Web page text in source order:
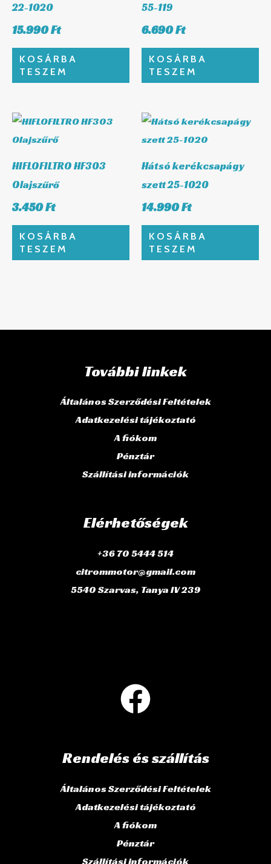
22-1020
15.990Ft
KOSÁRBA
TESZEM
55-119
6.690Ft
KOSÁRBA
TESZEM
HIFLOFILTRO HF303
Olajszűrő
3.450Ft
KOSÁRBA
TESZEM
Hátsó kerékcsapágy
szett 25-1020
14.990Ft
KOSÁRBA
TESZEM
További linkek
Általános Szerződési Feltételek
Adatkezelési tájékoztató
A fiókom
Pénztár
Szállítási információk
Elérhetőségek
+36 70 5444 514
citrommotor@gmail.com
5540 Szarvas, Tanya IV 239
Rendelés és szállítás
Általános Szerződési Feltételek
Adatkezelési tájékoztató
A fiókom
Pénztár
Szállítási információk